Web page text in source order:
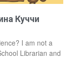
Куччи
I am not a
Librarian and